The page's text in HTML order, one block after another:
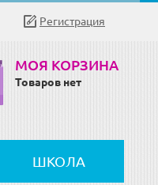
Регистрация
МОЯ КОРЗИНА
Товаров нет
ШКОЛА